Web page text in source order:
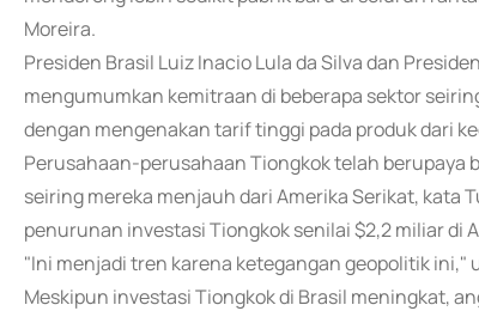
Moreira.
Presiden Brasil Luiz Inacio Lula da Silva dan
mengumumkan kemitraan di beberapa sektor
dengan mengenakan tarif tinggi pada produk dari
Perusahaan-perusahaan Tiongkok telah berupaya
seiring mereka menjauh dari Amerika Serikat, kata
penurunan investasi Tiongkok senilai $2,2 miliar di
"Ini menjadi tren karena ketegangan geopolitik ini,"
Meskipun investasi Tiongkok di Brasil meningkat,